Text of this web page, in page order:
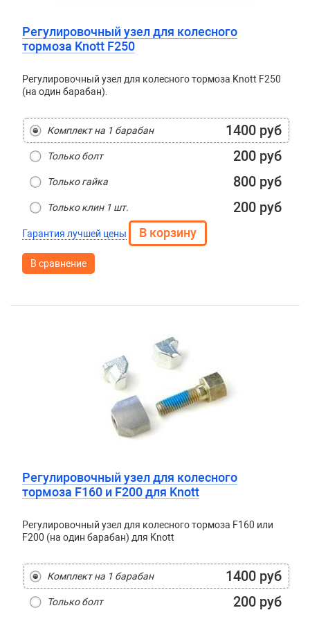
Регулировочный узел для колесного
тормоза Knott F250
Регулировочный узел для колесного тормоза Knott F250
(на один барабан).
Комплект на 1 барабан 1400 руб
Только болт 200 руб
Только гайка 800 руб
Только клин 1 шт. 200 руб
Гарантия лучшей цены
В сравнение
Регулировочный узел для колесного
тормоза F160 и F200 для Knott
Регулировочный узел для колесного тормоза F160 или
F200 (на один барабан) для Knott
Комплект на 1 барабан 1400 руб
Только болт 200 руб